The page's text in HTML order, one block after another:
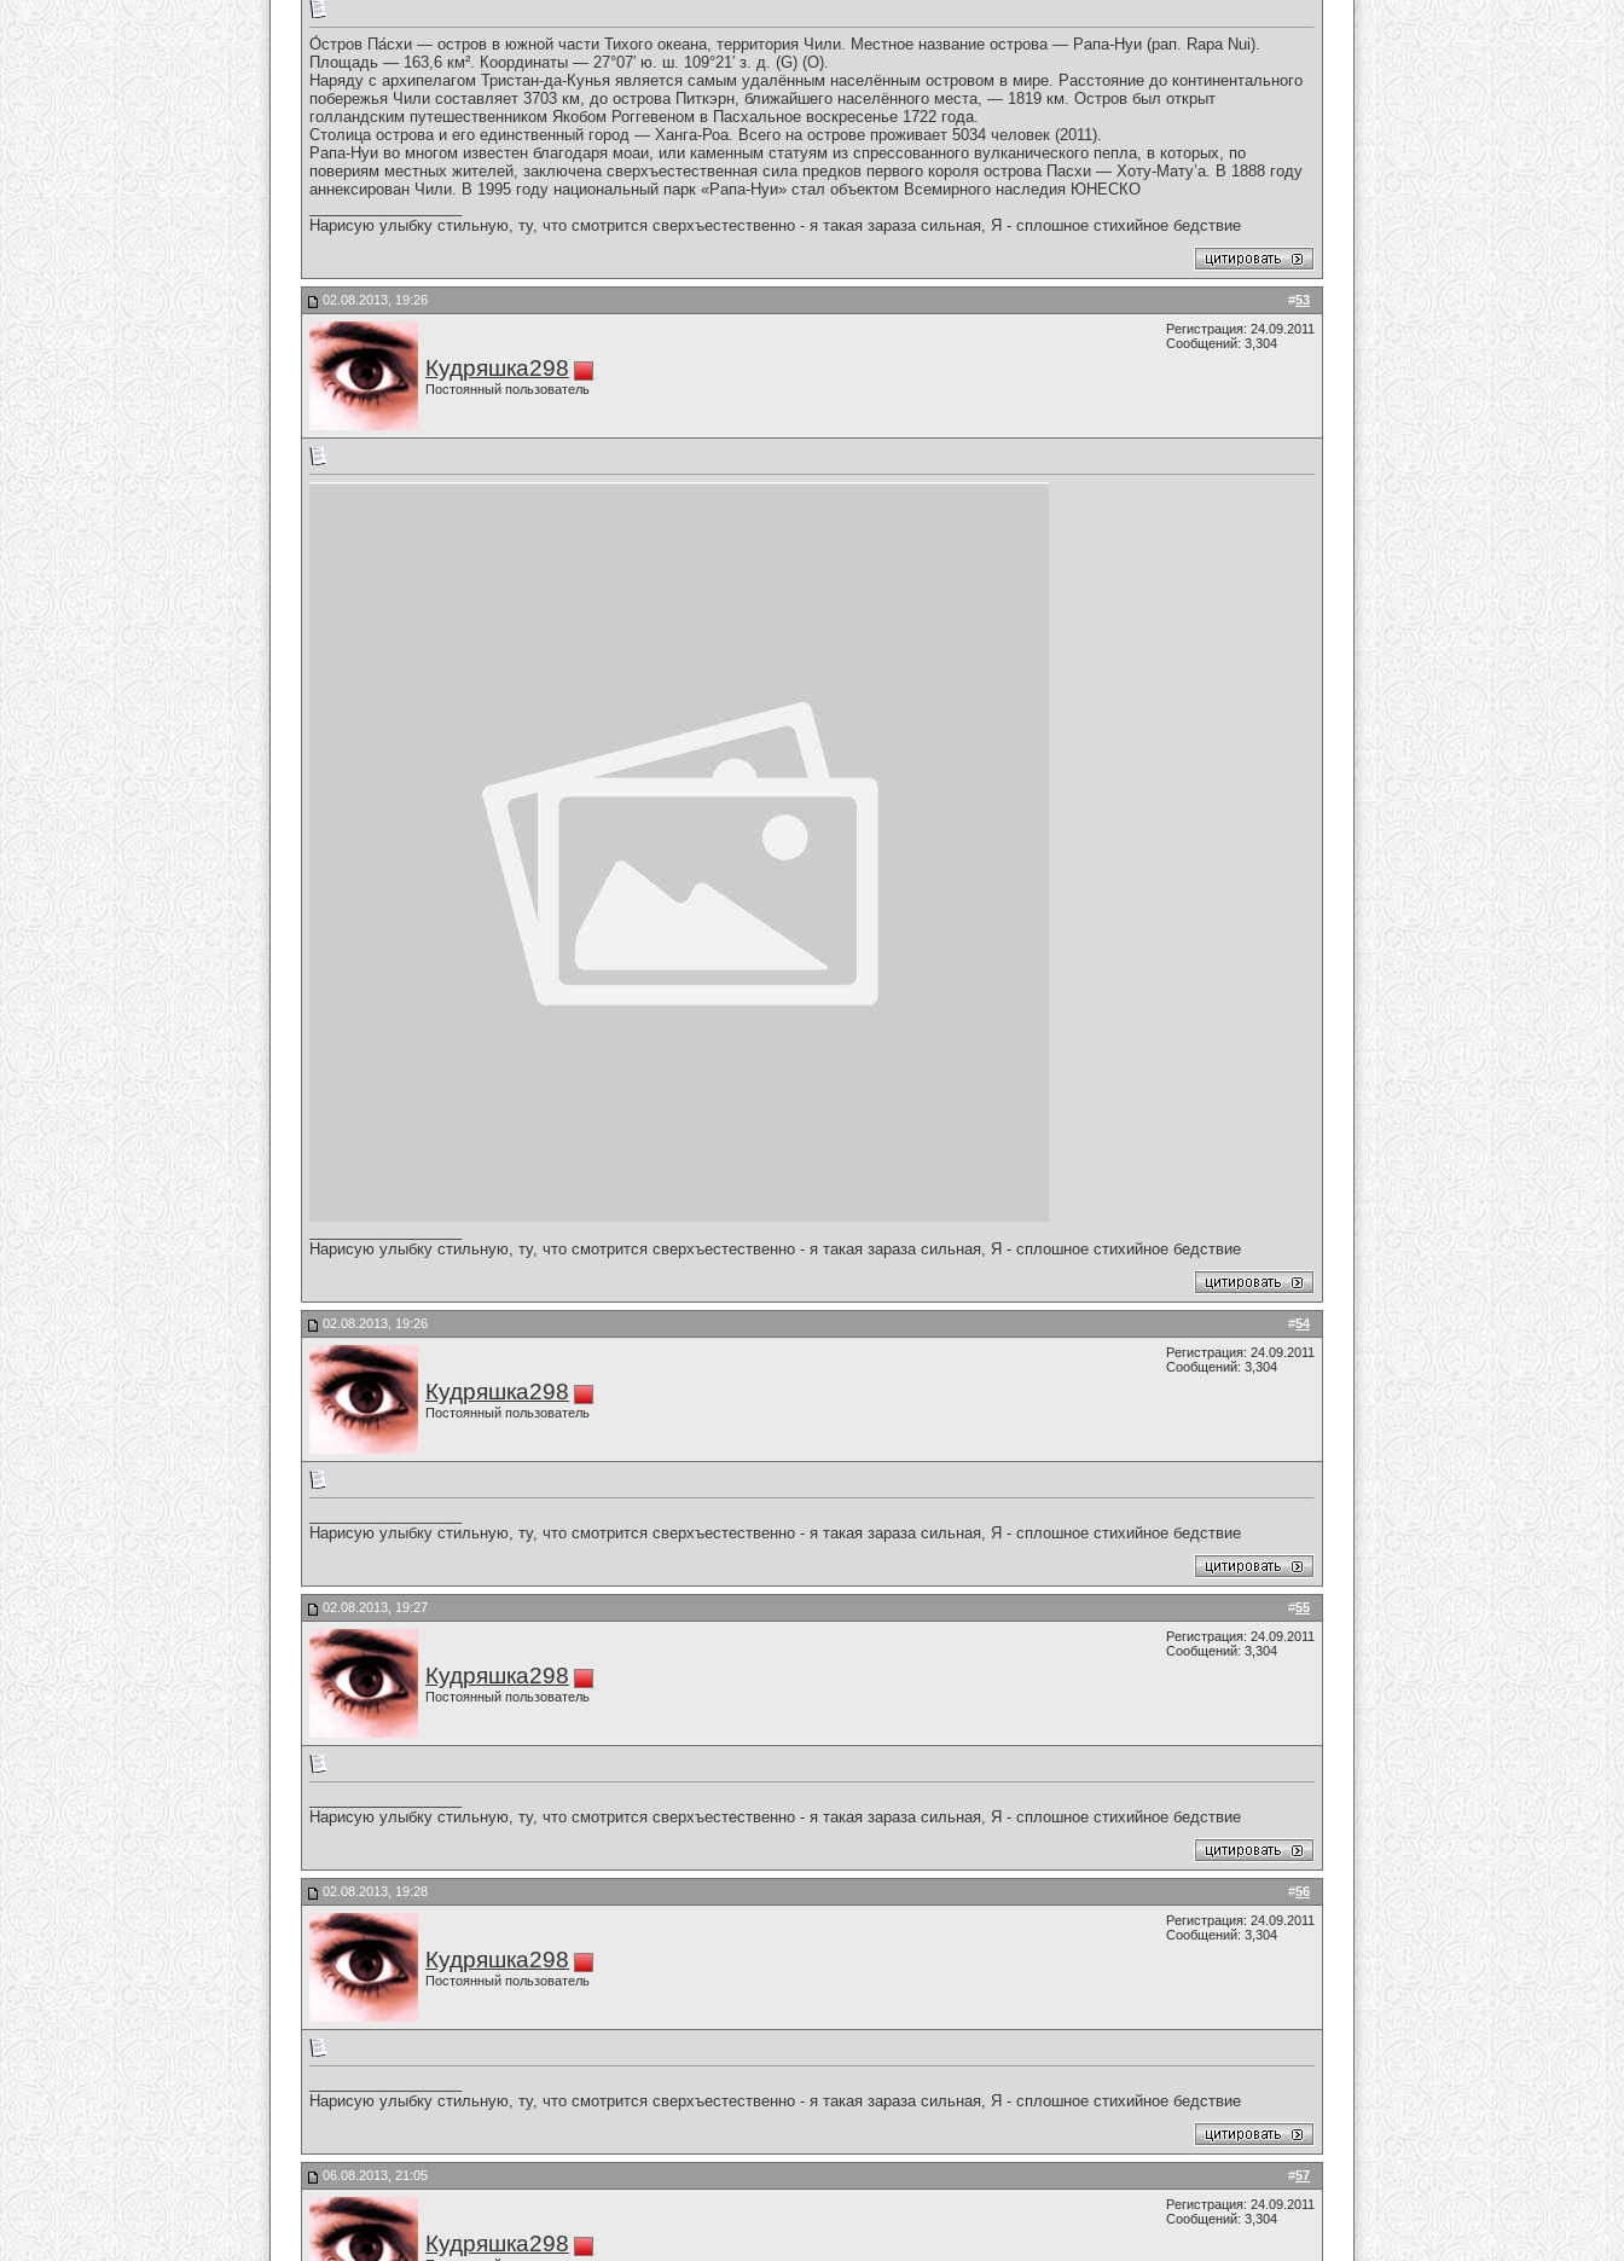
О́стров Па́схи — остров в южной части Тихого океана, территория Чили. Местное название острова — Рапа-Нуи (рап. Rapa Nui).
Площадь — 163,6 км². Координаты — 27°07′ ю. ш. 109°21′ з. д. (G) (O).
Наряду с архипелагом Тристан-да-Кунья является самым удалённым населённым островом в мире. Расстояние до континентального
побережья Чили составляет 3703 км, до острова Питкэрн, ближайшего населённого места, — 1819 км. Остров был открыт
голландским путешественником Якобом Роггевеном в Пасхальное воскресенье 1722 года.
Столица острова и его единственный город — Ханга-Роа. Всего на острове проживает 5034 человек (2011).
Рапа-Нуи во многом известен благодаря моаи, или каменным статуям из спрессованного вулканического пепла, в которых, по
повериям местных жителей, заключена сверхъестественная сила предков первого короля острова Пасхи — Хоту-Мату’а. В 1888 году
аннексирован Чили. В 1995 году национальный парк «Рапа-Нуи» стал объектом Всемирного наследия ЮНЕСКО
Нарисую улыбку стильную, ту, что смотрится сверхъестественно - я такая зараза сильная, Я - сплошное стихийное бедствие
#53
02.08.2013, 19:26
Кудряшка298
Постоянный пользователь
Регистрация: 24.09.2011
Сообщений: 3,304
Нарисую улыбку стильную, ту, что смотрится сверхъестественно - я такая зараза сильная, Я - сплошное стихийное бедствие
#54
02.08.2013, 19:26
Кудряшка298
Постоянный пользователь
Регистрация: 24.09.2011
Сообщений: 3,304
Нарисую улыбку стильную, ту, что смотрится сверхъестественно - я такая зараза сильная, Я - сплошное стихийное бедствие
#55
02.08.2013, 19:27
Кудряшка298
Постоянный пользователь
Регистрация: 24.09.2011
Сообщений: 3,304
Нарисую улыбку стильную, ту, что смотрится сверхъестественно - я такая зараза сильная, Я - сплошное стихийное бедствие
#56
02.08.2013, 19:28
Кудряшка298
Постоянный пользователь
Регистрация: 24.09.2011
Сообщений: 3,304
Нарисую улыбку стильную, ту, что смотрится сверхъестественно - я такая зараза сильная, Я - сплошное стихийное бедствие
#57
06.08.2013, 21:05
Кудряшка298
Регистрация: 24.09.2011
Сообщений: 3,304